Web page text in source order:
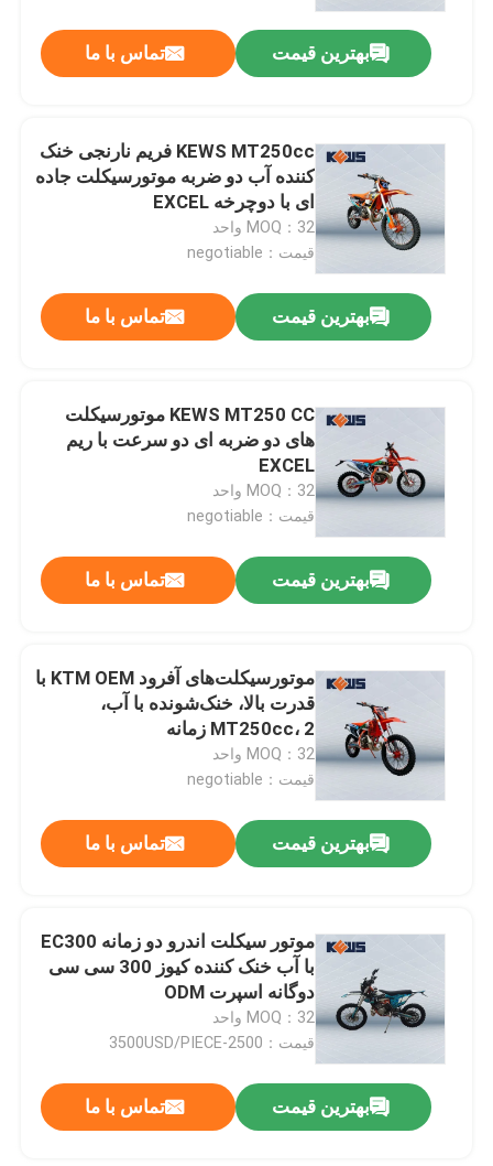
صفحه اصلی
بهترین قیمت تماس با ما
KEWS MT250cc فریم نارنجی خنک
کننده آب دو ضربه موتورسیکلت جاده
ای با دوچرخه EXCEL
MOQ：32 واحد
قیمت：negotiable
بهترین قیمت تماس با ما
KEWS MT250 CC موتورسیکلت
های دو ضربه ای دو سرعت با ریم
EXCEL
MOQ：32 واحد
قیمت：negotiable
بهترین قیمت تماس با ما
موتورسیکلت‌های آفرود KTM OEM با
قدرت بالا، خنک‌شونده با آب،
MT250cc، 2 زمانه
MOQ：32 واحد
قیمت：negotiable
بهترین قیمت تماس با ما
موتور سیکلت اندرو دو زمانه EC300
با آب خنک کننده کیوز 300 سی سی
دوگانه اسپرت ODM
MOQ：32 واحد
قیمت：2500-3500USD/PIECE
بهترین قیمت تماس با ما